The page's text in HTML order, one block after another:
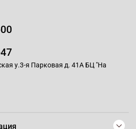
у.3-я Парковая д. 41А БЦ "На